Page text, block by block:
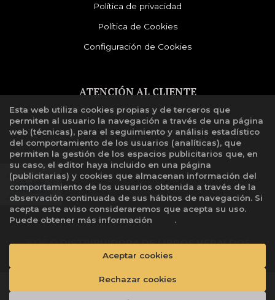
Política de privacidad
Política de Cookies
Configuración de Cookies
ATENCIÓN AL CLIENTE
Quiénes somos
Libro de reclamaciones
2026 ©DISTRIBUIDORA DE LIBROS HERALDOS
. Todos los Derechos Reservados |
Esta web utiliza cookies propias y de terceros que
permiten al usuario la navegación a través de una página
web (técnicas), para el seguimiento y análisis estadístico
del comportamiento de los usuarios (analíticas), que
permiten la gestión de los espacios publicitarios que, en
su caso, el editor haya incluido en una página
(publicitarias) y cookies que almacenan información del
comportamiento de los usuarios obtenida a través de la
observación continuada de sus hábitos de navegación. Si
acepta este aviso consideraremos que acepta su uso.
Puede obtener más información
.
Rechazar cookies
Aceptar cookies